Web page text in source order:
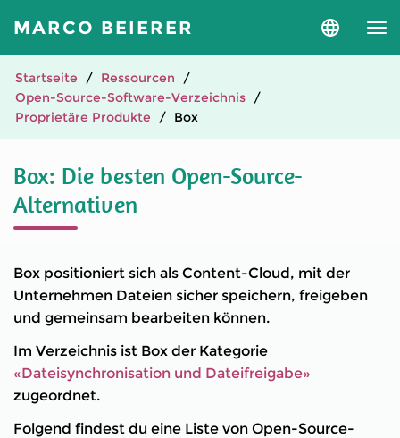
MARCO BEIERER
Sprache
Startseite
Ressourcen
Open-Source-Software-Verzeichnis
Proprietäre Produkte
Box
Box: Die besten Open-Source-
Alternativen
Box positioniert sich als Content-Cloud, mit der
Unternehmen Dateien sicher speichern, freigeben
und gemeinsam bearbeiten können.
Im Verzeichnis ist Box der Kategorie
«Dateisynchronisation und Dateifreigabe»
zugeordnet.
Folgend findest du eine Liste von Open-Source-